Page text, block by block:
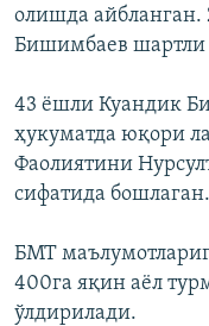
олишда айбланган.
Бишимбаев шартли
43 ёшли Куандик
ҳукуматда юқори
Фаолиятини
сифатида бошлаган.
БМТ
400га яқин аёл
ўлдирилади.